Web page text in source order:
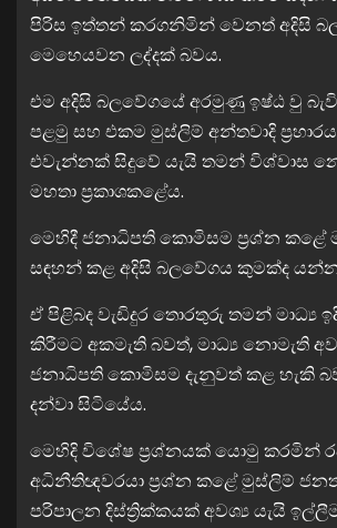
පිරිස ඉත්තන් කරගනිමින් වෙනත් අදිසි
මෙහෙයවන ලද්දක් බවය.
එම අදිසි බලවේගයේ අරමුණු ඉෂ්ඨ වු
පළමු සහ එකම මුස්ලිම් අන්තවාදි
එවැන්නක් සිදුවේ යැයි තමන් විශ්වාස
මහතා ප්‍රකාශකළේය.
මෙහිදී ජනාධිපති කොමිසම ප්‍රශ්න කළේ
සඳහන් කළ අදිසි බලවේගය කුමක්ද
ඒ පිළිබද වැඩිදුර තොරතුරු තමන් මාධ්‍ය
කිරීමට අකමැති බවත්, මාධ්‍ය නොමැති
ජනාධිපති කොමිසම දැනුවත් කළ හැකි
දන්වා සිටියේය.
මෙහිදි විශේෂ ප්‍රශ්නයක් යොමු කරමින්
අධිනීතිඥවරයා ප්‍රශ්න කළේ මුස්ලිම්
පරිපාලන දිස්ත්‍රික්කයක් අවශ්‍ය යැයි